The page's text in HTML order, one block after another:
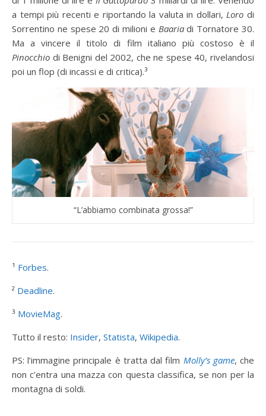
a tempi più recenti e riportando la valuta in dollari, Loro di
Sorrentino ne spese 20 di milioni e Baariadi Tornatore 30.
Ma a vincere il titolo di film italiano più costoso è il
Pinocchio di Benigni del 2002, che ne spese 40, rivelandosi
poi un flop (di incassi e di critica).³
“L’abbiamo combinata grossa!”
¹ Forbes.
² Deadline.
³ MovieMag.
Tutto il resto: Insider, Statista, Wikipedia.
PS: l’immagine principale è tratta dal film Molly’s game, che
non c’entra una mazza con questa classifica, se non per la
montagna di soldi.